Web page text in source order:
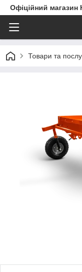
Офіційний магазин
Товари та